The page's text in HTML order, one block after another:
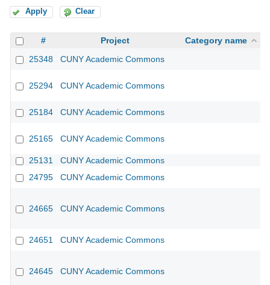
Apply Clear
# Project
Category name
25348
CUNY Academic Commons
25294 CUNY Academic Commons
25184 CUNY Academic Commons
25165 CUNY Academic Commons
25131
CUNY Academic Commons
24795
CUNY Academic Commons
24665 CUNY Academic Commons
24651 CUNY Academic Commons
24645 CUNY Academic Commons